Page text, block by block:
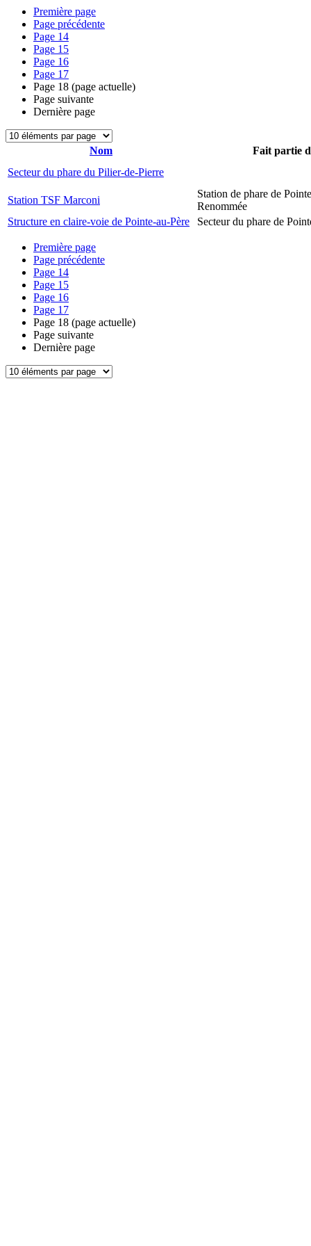
Première page
Page précédente
Page 14
Page 15
Page 16
Page 17
Page 18 (page actuelle)
Page suivante
Dernière page
Nom
Fait partie
Secteur du phare du Pilier-de-Pierre
Station TSF Marconi
Station de phare de
Renommée
Structure en claire-voie de Pointe-au-Père
Secteur du phare de
Première page
Page précédente
Page 14
Page 15
Page 16
Page 17
Page 18 (page actuelle)
Page suivante
Dernière page